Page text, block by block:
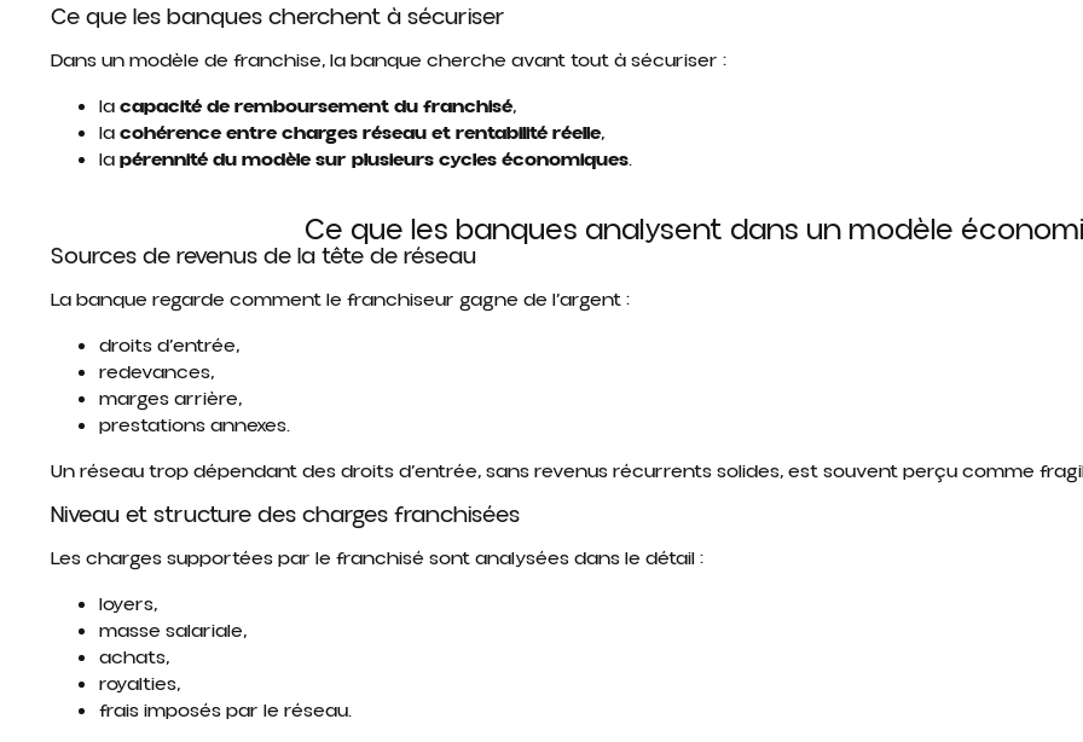
Ce que les banques cherchent à sécuriser
Dans un modèle de franchise, la banque cherche avant tout à sécuriser :
lacapacité de remboursement du franchisé,
lacohérence entre charges réseau et rentabilité réelle,
lapérennité du modèle sur plusieurs cycles économiques.
Ce que les banques analysent dans un modèle
Sources de revenus de la tête de réseau
La banque regarde comment le franchiseur gagne de l’argent :
droits d’entrée,
redevances,
marges arrière,
prestations annexes.
Un réseau trop dépendant des droits d’entrée, sans revenus récurrents solides, est souvent perçu comme
Niveau et structure des charges franchisées
Les charges supportées par le franchisé sont analysées dans le détail :
loyers,
masse salariale,
achats,
royalties,
frais imposés par le réseau.